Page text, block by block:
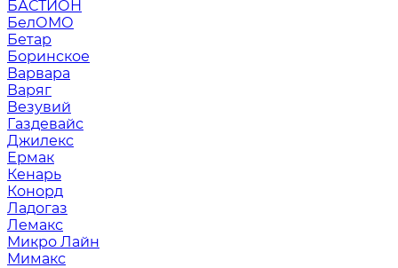
БАСТИОН
БелОМО
Бетар
Боринское
Варвара
Варяг
Везувий
Газдевайс
Джилекс
Ермак
Кенарь
Конорд
Ладогаз
Лемакс
Микро Лайн
Мимакс